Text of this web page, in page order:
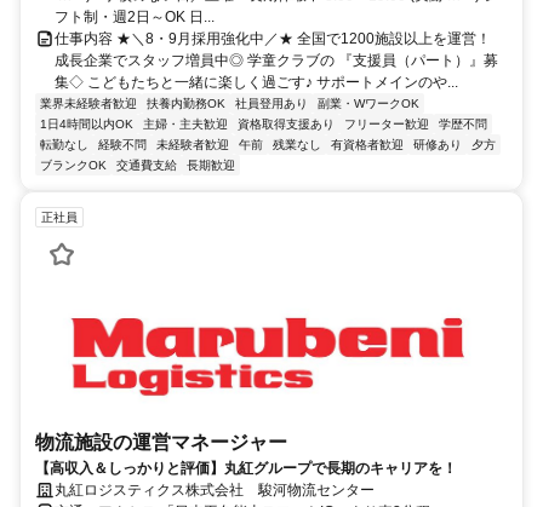
フト制・週2日～OK 日...
仕事内容 ★＼8・9月採用強化中／★ 全国で1200施設以上を運営！
成長企業でスタッフ増員中◎ 学童クラブの 『支援員（パート）』募
集◇ こどもたちと一緒に楽しく過ごす♪ サポートメインのや...
業界未経験者歓迎 扶養内勤務OK 社員登用あり
副業・WワークOK
1日4時間以内OK
主婦・主夫歓迎 資格取得支援あり フリーター歓迎
学歴不問
転勤なし
経験不問 未経験者歓迎 午前 残業なし 有資格者歓迎 研修あり
夕方
ブランクOK
交通費支給 長期歓迎
正社員
物流施設の運営マネージャー
【高収入＆しっかりと評価】丸紅グループで長期のキャリアを！
丸紅ロジスティクス株式会社 駿河物流センター